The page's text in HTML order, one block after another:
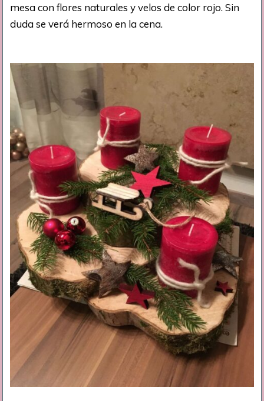
mesa con flores naturales y velos de color rojo. Sin
duda se verá hermoso en la cena.